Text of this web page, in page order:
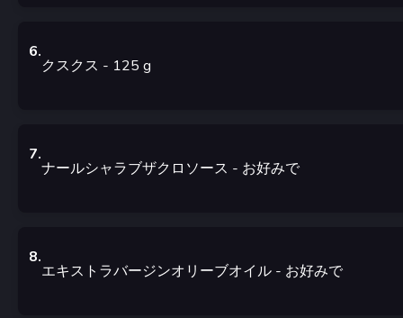
6.
クスクス - 125 g
7.
ナールシャラブザクロソース - お好みで
8.
エキストラバージンオリーブオイル - お好みで